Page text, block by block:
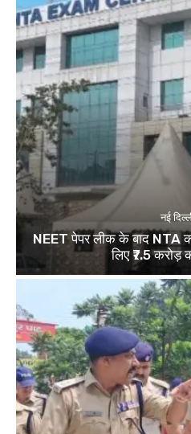
नई
NEET पेपर लीक के बाद NTA का
लिए ₹7.5 करोड़